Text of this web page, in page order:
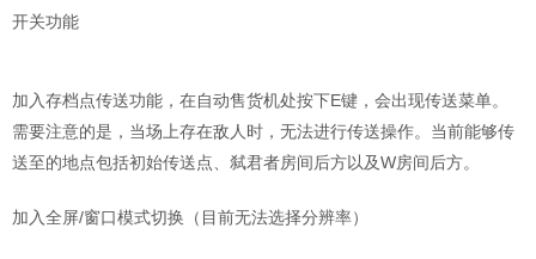
开关功能
加入存档点传送功能，在自动售货机处按下E键，会出现传送菜单。
需要注意的是，当场上存在敌人时，无法进行传送操作。当前能够传
送至的地点包括初始传送点、弑君者房间后方以及W房间后方。
加入全屏/窗口模式切换（目前无法选择分辨率）